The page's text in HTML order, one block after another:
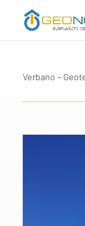
Verbano –